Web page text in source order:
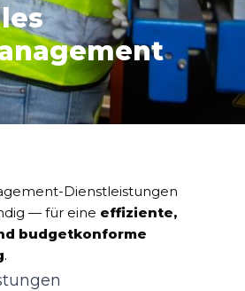
Dienstleistungen
— für eine effiziente,
budgetkonforme
.